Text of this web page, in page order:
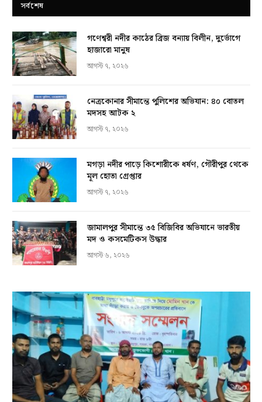
সর্বশেষ
গণেশ্বরী নদীর কাঠের ব্রিজ বন্যায় বিলীন, দুর্ভোগে
হাজারো মানুষ
আগস্ট ৭, ২০২৬
নেত্রকোনার সীমান্তে পুলিশের অভিযান: ৪০ বোতল
মদসহ আটক ২
আগস্ট ৭, ২০২৬
মগড়া নদীর পাড়ে কিশোরীকে ধর্ষণ, গৌরীপুর থেকে
মূল হোতা গ্রেপ্তার
আগস্ট ৭, ২০২৬
জামালপুর সীমান্তে ৩৫ বিজিবির অভিযানে ভারতীয়
মদ ও কসমেটিকস উদ্ধার
আগস্ট ৬, ২০২৬